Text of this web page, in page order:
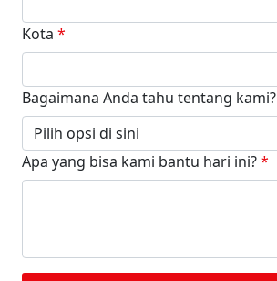
Kota *
Bagaimana Anda tahu tentang kami?
Apa yang bisa kami bantu hari ini?*